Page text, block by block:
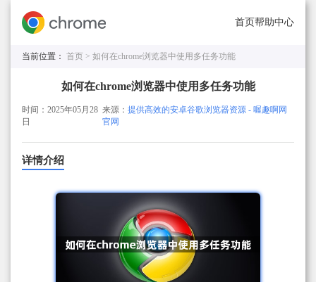
首页帮助中心
当前位置： 首页 > 如何在chrome浏览器中使用多任务功能
如何在chrome浏览器中使用多任务功能
时间：2025年05月28
日
来源：提供高效的安卓谷歌浏览器资源 - 喔趣啊网
官网
详情介绍